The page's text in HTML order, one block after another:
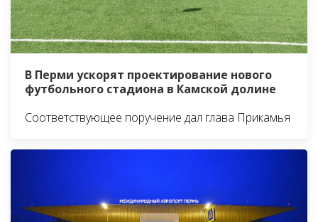
В Перми ускорят проектирование нового
футбольного стадиона в Камской долине
Соответствующее поручение дал глава Прикамья